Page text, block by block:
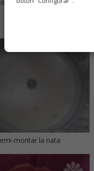
movimientos envolventes
montar la nata